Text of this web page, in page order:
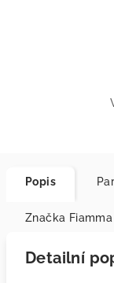
Popis
Značka Fiamma
Detailní